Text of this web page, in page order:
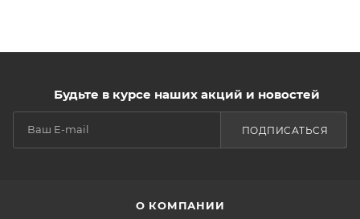
Будьте в курсе наших акций и новостей
ПОДПИСАТЬСЯ
О КОМПАНИИ